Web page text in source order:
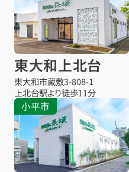
東大和上北台
東大和市蔵敷3-808-1
上北台駅より徒歩11分
小平市